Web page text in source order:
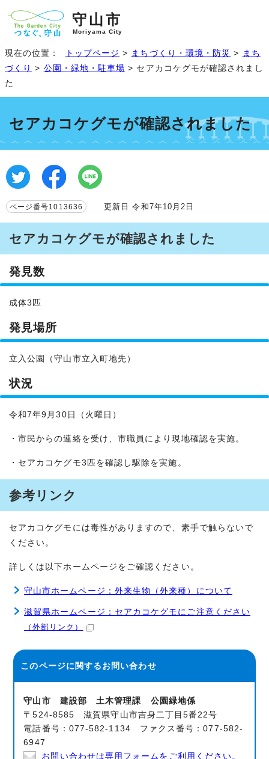
守山市
Moriyama City
現在の位置： トップページ > まちづくり・環境・防災 > まち
づくり > 公園・緑地・駐車場 > セアカコケグモが確認されまし
た
セアカコケグモが確認されました
ページ番号1013636 更新日 令和7年10月2日
セアカコケグモが確認されました
発見数
成体3匹
発見場所
立入公園（守山市立入町地先）
状況
令和7年9月30日（火曜日）
・市民からの連絡を受け、市職員により現地確認を実施。
・セアカコケグモ3匹を確認し駆除を実施。
参考リンク
セアカコケグモには毒性がありますので、素手で触らないで
ください。
詳しくは以下ホームページをご確認ください。
守山市ホームページ：外来生物（外来種）について
滋賀県ホームページ：セアカコケグモにご注意ください
（外部リンク）
このページに関するお問い合わせ
守山市 建設部 土木管理課 公園緑地係
〒524-8585 滋賀県守山市吉身二丁目5番22号
電話番号：077-582-1134 ファクス番号：077-582-
6947
お問い合わせは専用フォームをご利用ください。